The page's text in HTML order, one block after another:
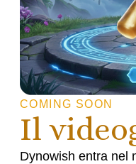
COMING SOON
Il
Dynowish entra nel